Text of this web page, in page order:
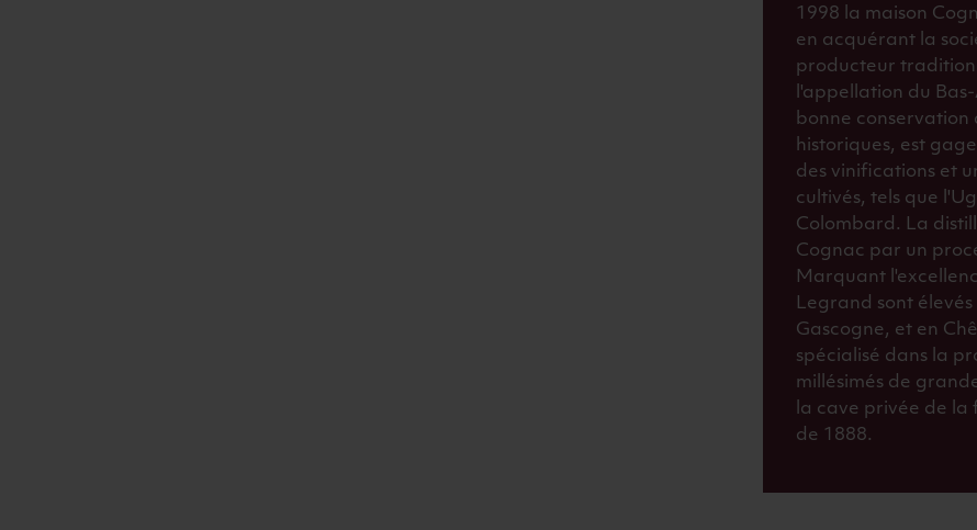
1998 la maison
en acquérant la
producteur
l'appellation du
bonne conservation
historiques, est
des vinifications et
cultivés, tels que
Colombard. La
Cognac par un
Marquant
Legrand sont
Gascogne, et en
spécialisé dans la
millésimés de
la cave privée de la
de 1888.